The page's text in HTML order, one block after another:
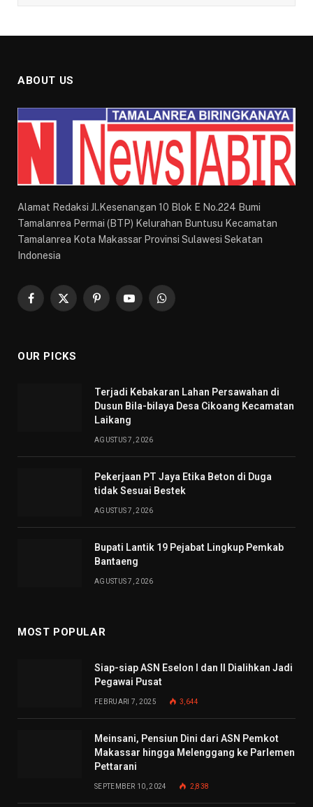
ABOUT US
Alamat Redaksi Jl.Kesenangan 10 Blok E No.224 Bumi
Tamalanrea Permai (BTP) Kelurahan Buntusu Kecamatan
Tamalanrea Kota Makassar Provinsi Sulawesi Sekatan
Indonesia
Facebook
X
PinterestYouTubeWhatsApp
OUR PICKS
Terjadi Kebakaran Lahan Persawahan di
Dusun Bila-bilaya Desa Cikoang Kecamatan
Laikang
AGUSTUS 7, 2026
Pekerjaan PT Jaya Etika Beton di Duga
tidak Sesuai Bestek
AGUSTUS 7, 2026
Bupati Lantik 19 Pejabat Lingkup Pemkab
Bantaeng
AGUSTUS 7, 2026
MOST POPULAR
Siap-siap ASN Eselon I dan II Dialihkan Jadi
Pegawai Pusat
FEBRUARI 7, 2025 3,644
Meinsani, Pensiun Dini dari ASN Pemkot
Makassar hingga Melenggang ke Parlemen
Pettarani
SEPTEMBER 10, 2024 2,838